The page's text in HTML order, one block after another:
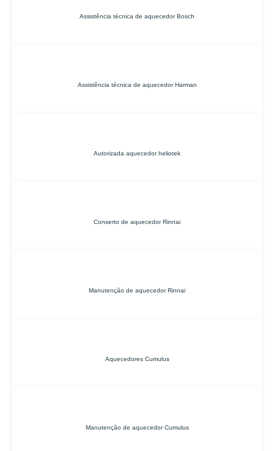
Assistência técnica de aquecedor Bosch
Assistência técnica de aquecedor Harman
Autorizada aquecedor heliotek
Conserto de aquecedor Rinnai
Manutenção de aquecedor Rinnai
Aquecedores Cumulus
Manutenção de aquecedor Cumulus